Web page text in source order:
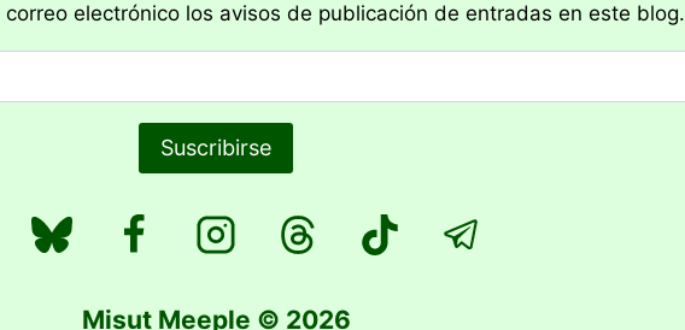
electrónico los avisos de publicación de entradas en este blog.
Suscribirse
Misut Meeple © 2026